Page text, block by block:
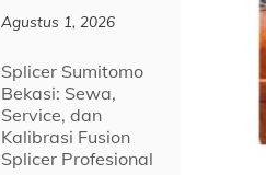
Agustus 1, 2026
Splicer Sumitomo
Bekasi: Sewa,
Service, dan
Kalibrasi Fusion
Splicer Profesional